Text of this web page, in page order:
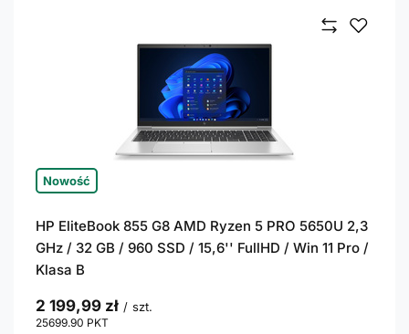
Nowość
HP EliteBook 855 G8 AMD Ryzen 5 PRO 5650U 2,3
GHz / 32 GB / 960 SSD / 15,6'' FullHD / Win 11 Pro /
Klasa B
2 199,99 zł / szt.
25699.90 PKT